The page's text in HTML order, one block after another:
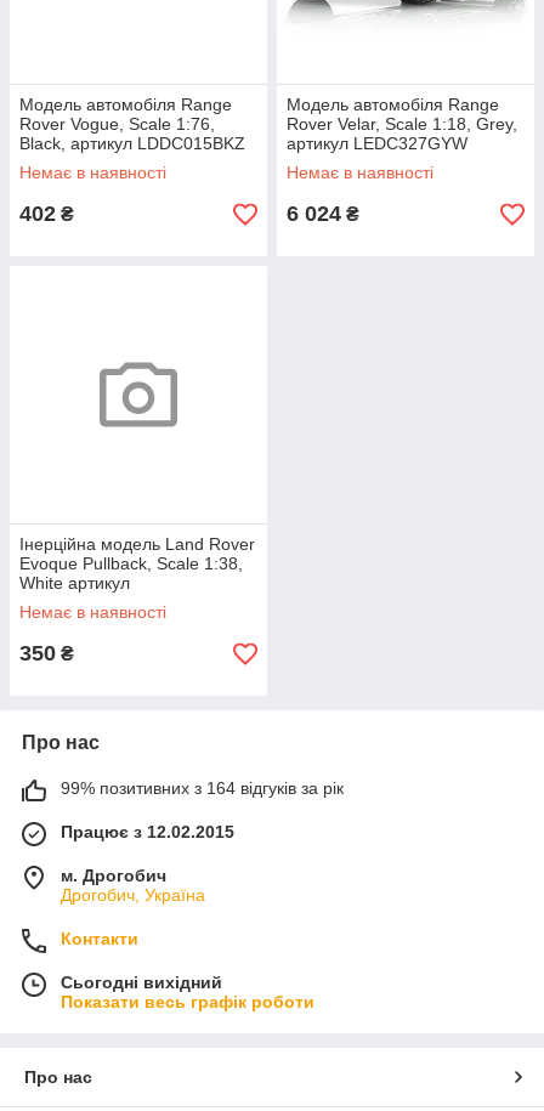
Модель автомобіля Range
Rover Vogue, Scale 1:76,
Black, артикул LDDC015BKZ
Немає в наявності
402 ₴
Модель автомобіля Range
Rover Velar, Scale 1:18, Grey,
артикул LEDC327GYW
Немає в наявності
6 024 ₴
Інерційна модель Land Rover
Evoque Pullback, Scale 1:38,
White артикул
LRDCAWELEVOPW
Немає в наявності
350 ₴
Про нас
99% позитивних з 164 відгуків за рік
Працює з 12.02.2015
м. Дрогобич
Дрогобич, Україна
Контакти
Сьогодні вихідний
Показати весь графік роботи
Про нас